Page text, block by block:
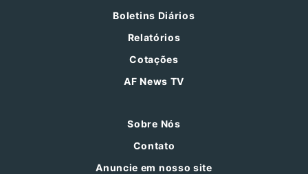
Boletins Diários
Relatórios
Cotações
AF News TV
Sobre Nós
Contato
Anuncie em nosso site